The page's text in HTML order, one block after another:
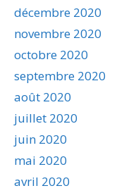
décembre 2020
novembre 2020
octobre 2020
septembre 2020
août 2020
juillet 2020
juin 2020
mai 2020
avril 2020